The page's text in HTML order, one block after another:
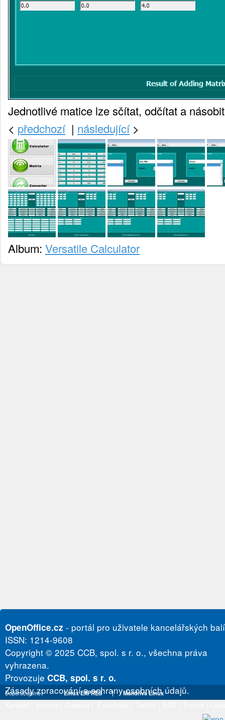
Jednotlivé matice lze sčítat, odčítat a násobit
< předchozí| následující>
Album: Versatile Calculator
OpenOffice.cz - portál pro uživatele kancelářských
ISSN: 1214-9608
Copyright © 2025 CCB, spol. s r. o., všechna práva
vyhrazena.
Provozuje CCB, spol. s r. o.
Zásady zpracování a ochrany osobních údajů.
Doporučujeme Linux EXPRES | Mandriva Linux